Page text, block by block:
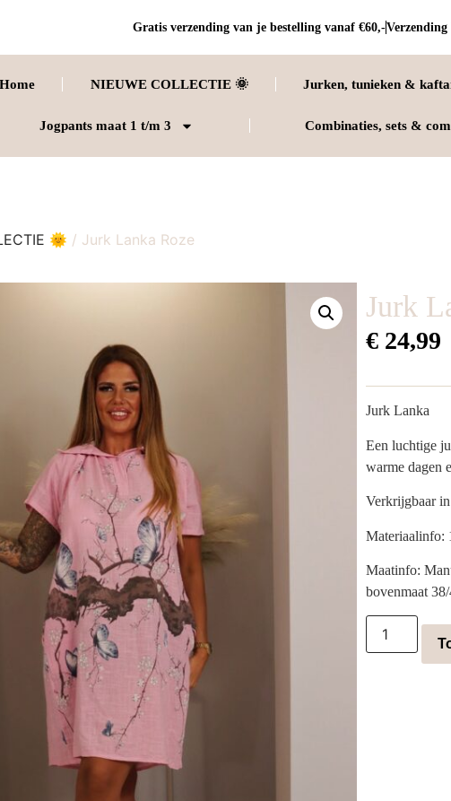
Gratis verzending van je bestelling vanaf €60,-
Home NIEUWE COLLECTIE 🌞 Jurken, tunieken &
Jogpants maat 1 t/m 3 Combinaties, sets &
🌞 / Jurk Lanka Roze
Jurk
€24,99
Jurk Lanka
Een luchtige
warme dagen
Verkrijgbaar
Materiaalinfo:
Maatinfo:
bovenmaat